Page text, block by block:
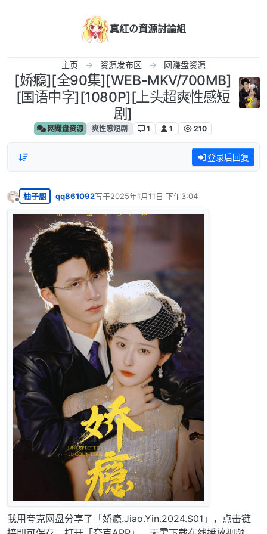
真紅の資源討論組
主页 资源发布区 网赚盘资源
[娇瘾][全90集][WEB-MKV/700MB]
[国语中字][1080P][上头超爽性感短
剧]
网赚盘资源 爽性感短剧 1 1 210
登录后回复
离线
柚子厨 qq861092写于2025年1月11日 下午3:04
最后由 编辑
我用夸克网盘分享了「娇瘾.Jiao.Yin.2024.S01」，点击链